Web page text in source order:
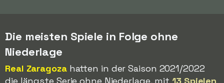
Die meisten Spiele in Folge ohne
Niederlage
Real Zaragozahatten in der Saison 2021/2022